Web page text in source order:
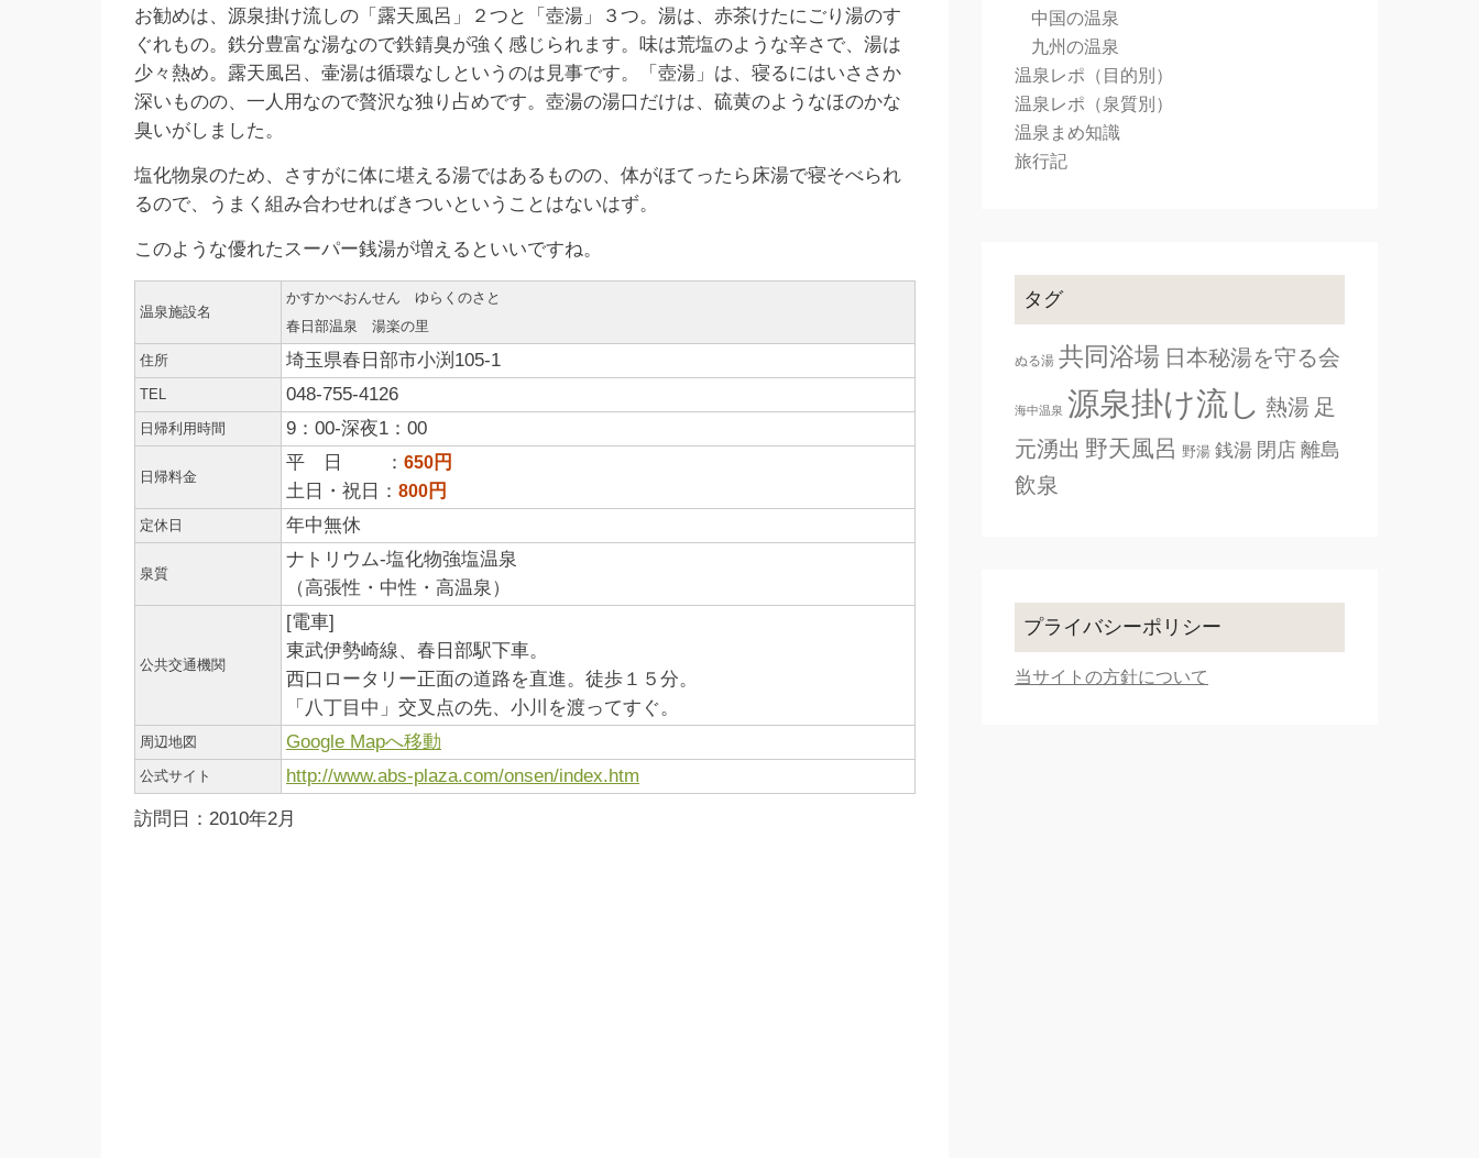
お勧めは、源泉掛け流しの「露天風呂」２つと「壺湯」３つ。湯は、赤茶けたにごり湯のす
ぐれもの。鉄分豊富な湯なので鉄錆臭が強く感じられます。味は荒塩のような辛さで、湯は
少々熱め。露天風呂、壷湯は循環なしというのは見事です。「壺湯」は、寝るにはいささか
深いものの、一人用なので贅沢な独り占めです。壺湯の湯口だけは、硫黄のようなほのかな
臭いがしました。
塩化物泉のため、さすがに体に堪える湯ではあるものの、体がほてったら床湯で寝そべられ
るので、うまく組み合わせればきついということはないはず。
このような優れたスーパー銭湯が増えるといいですね。
温泉施設名
かすかべおんせん ゆらくのさと
春日部温泉 湯楽の里
住所 埼玉県春日部市小渕105-1
TEL 048-755-4126
日帰利用時間 9：00-深夜1：00
日帰料金
平 日 ： 650円
土日・祝日： 800円
定休日 年中無休
泉質
ナトリウム-塩化物強塩温泉
（高張性・中性・高温泉）
公共交通機関
[電車]
東武伊勢崎線、春日部駅下車。
西口ロータリー正面の道路を直進。徒歩１５分。
「八丁目中」交叉点の先、小川を渡ってすぐ。
周辺地図 Google Mapへ移動
公式サイト http://www.abs-plaza.com/onsen/index.htm
訪問日：2010年2月
中国の温泉
九州の温泉
温泉レポ（目的別）
温泉レポ（泉質別）
温泉まめ知識
旅行記
タグ
ぬる湯 共同浴場 日本秘湯を守る会
海中温泉 源泉掛け流し 熱湯 足
元湧出 野天風呂 野湯 銭湯 閉店 離島
飲泉
プライバシーポリシー
当サイトの方針について